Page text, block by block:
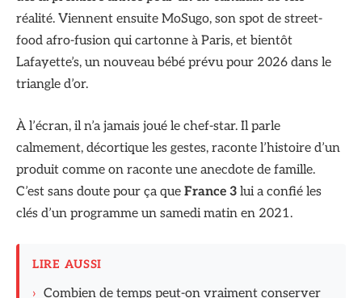
réalité. Viennent ensuite MoSugo, son spot de street-
food afro-fusion qui cartonne à Paris, et bientôt
Lafayette’s, un nouveau bébé prévu pour 2026 dans le
triangle d’or.
À l’écran, il n’a jamais joué le chef-star. Il parle
calmement, décortique les gestes, raconte l’histoire d’un
produit comme on raconte une anecdote de famille.
C’est sans doute pour ça que France 3 lui a confié les
clés d’un programme un samedi matin en 2021.
LIRE AUSSI
› Combien de temps peut-on vraiment conserver